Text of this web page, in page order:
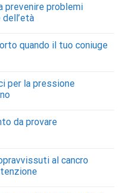
prevenire problemi
quando il tuo coniuge
per la pressione
da provare
al cancro